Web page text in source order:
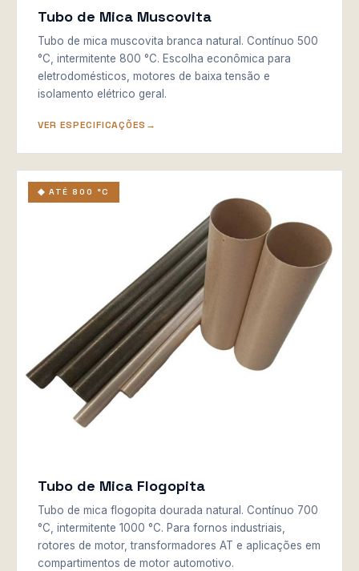
Tubo de Mica Muscovita
Tubo de mica muscovita branca natural. Contínuo 500
°C, intermitente 800 °C. Escolha econômica para
eletrodomésticos, motores de baixa tensão e
isolamento elétrico geral.
VER ESPECIFICAÇÕES
◆ ATÉ 800 °C
Tubo de Mica Flogopita
Tubo de mica flogopita dourada natural. Contínuo 700
°C, intermitente 1000 °C. Para fornos industriais,
rotores de motor, transformadores AT e aplicações em
compartimentos de motor automotivo.